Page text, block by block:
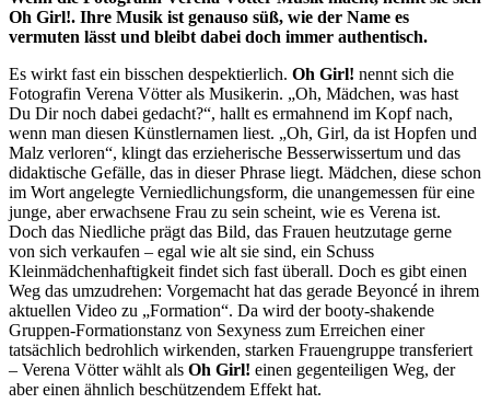
Oh Girl!. Ihre Musik ist genauso süß, wie der Name es
vermuten lässt und bleibt dabei doch immer authentisch.
Es wirkt fast ein bisschen despektierlich. Oh Girl! nennt sich die
Fotografin Verena Vötter als Musikerin. „Oh, Mädchen, was hast
Du Dir noch dabei gedacht?“, hallt es ermahnend im Kopf nach,
wenn man diesen Künstlernamen liest. „Oh, Girl, da ist Hopfen und
Malz verloren“, klingt das erzieherische Besserwissertum und das
didaktische Gefälle, das in dieser Phrase liegt. Mädchen, diese schon
im Wort angelegte Verniedlichungsform, die unangemessen für eine
junge, aber erwachsene Frau zu sein scheint, wie es Verena ist.
Doch das Niedliche prägt das Bild, das Frauen heutzutage gerne
von sich verkaufen – egal wie alt sie sind, ein Schuss
Kleinmädchenhaftigkeit findet sich fast überall. Doch es gibt einen
Weg das umzudrehen: Vorgemacht hat das gerade Beyoncé in ihrem
aktuellen Video zu „Formation“. Da wird der booty-shakende
Gruppen-Formationstanz von Sexyness zum Erreichen einer
tatsächlich bedrohlich wirkenden, starken Frauengruppe transferiert
– Verena Vötter wählt als Oh Girl! einen gegenteiligen Weg, der
aber einen ähnlich beschützendem Effekt hat.